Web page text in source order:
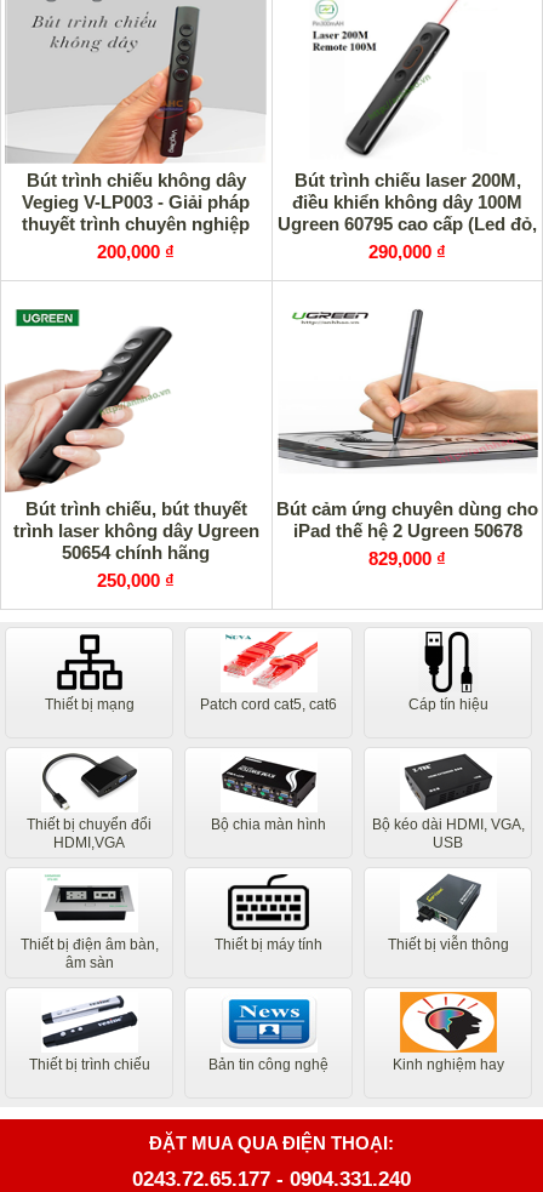
Bút trình chiếu không dây
Vegieg V-LP003 - Giải pháp
thuyết trình chuyên nghiệp
200,000 ₫
Bút trình chiếu laser 200M,
điều khiển không dây 100M
Ugreen 60795 cao cấp (Led đỏ,
Pin sạc)
290,000 ₫
Bút trình chiếu, bút thuyết
trình laser không dây Ugreen
50654 chính hãng
250,000 ₫
Bút cảm ứng chuyên dùng cho
iPad thế hệ 2 Ugreen 50678
829,000 ₫
Thiết bị mạng Patch cord cat5, cat6 Cáp tín hiệu
Thiết bị chuyển đổi
HDMI,VGA
Bộ chia màn hình
Bộ kéo dài HDMI, VGA,
USB
Thiết bị điện âm bàn,
âm sàn
Thiết bị máy tính Thiết bị viễn thông
Thiết bị trình chiếu Bản tin công nghệ Kinh nghiệm hay
ĐẶT MUA QUA ĐIỆN THOẠI:
0243.72.65.177 - 0904.331.240